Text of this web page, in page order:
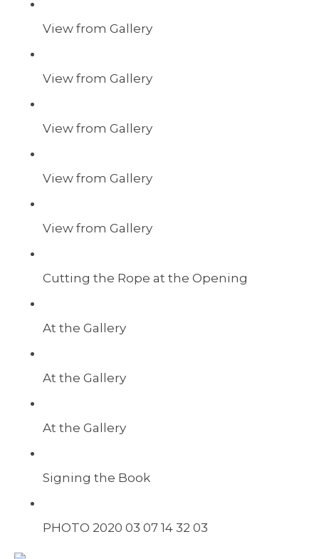
View from Gallery
View from Gallery
View from Gallery
View from Gallery
View from Gallery
Cutting the Rope at the Opening
At the Gallery
At the Gallery
At the Gallery
Signing the Book
PHOTO 2020 03 07 14 32 03